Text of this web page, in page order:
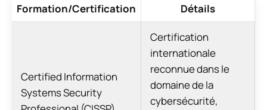
Formation/Certification Détails
Certified Information
Systems Security
Certification
internationale
reconnue dans le
domaine de la
cybersécurité,